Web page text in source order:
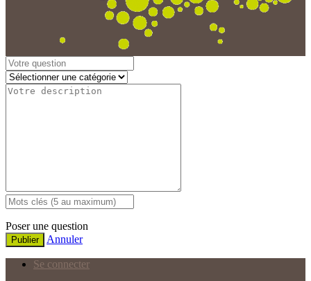
Poser une question
Publier Annuler
Se connecter